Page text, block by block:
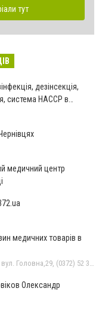
тут
дезінсекція,
система HACCP в
медичний центр
медичних товарів в
Олександр